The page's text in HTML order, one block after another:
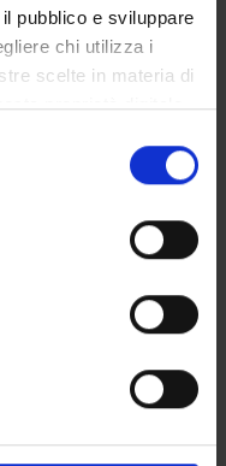
pubblico e sviluppare
chi utilizza i
scelte in materia di
proprietà digitale
in qualsiasi
o facendo clic
tua posizione
di qualche
scansionandolo
PROJECT